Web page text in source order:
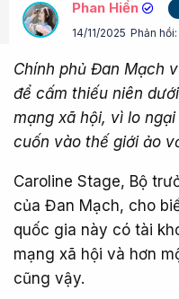
Phan Hiền
14/11/2025 Phản hồi:
Chính phủ Đan Mạch
để cấm thiếu niên
mạng xã hội, vì lo
cuốn vào thế giới ảo
Caroline Stage, Bộ
của Đan Mạch, cho
quốc gia này có tài
mạng xã hội và hơn
cũng vậy.